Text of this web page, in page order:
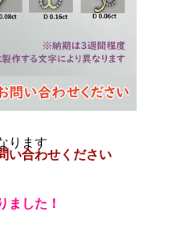
ります
い合わせください
ました！